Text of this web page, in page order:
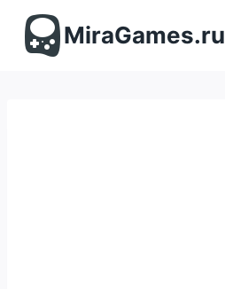
содержимомуMiraGames.ru